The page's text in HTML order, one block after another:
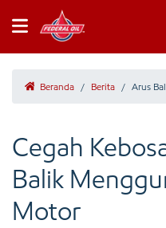
Beranda / Berita / Arus
Cegah
Balik
Motor